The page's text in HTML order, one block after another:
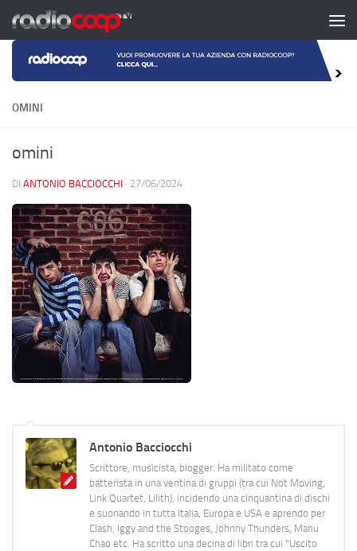
Salta al contenuto
OMINI
omini
DI ANTONIO BACCIOCCHI · 27/06/2024
Antonio Bacciocchi
Scrittore, musicista, blogger. Ha militato come
batterista in una ventina di gruppi (tra cui Not Moving,
Link Quartet, Lilith), incidendo una cinquantina di dischi
e suonando in tutta Italia, Europa e USA e aprendo per
Clash, Iggy and the Stooges, Johnny Thunders, Manu
Chao etc. Ha scritto una decina di libri tra cui "Uscito